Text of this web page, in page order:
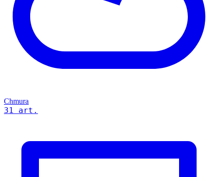
Chmura
31 art.